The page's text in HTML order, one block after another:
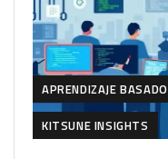
APRENDIZAJE
KITSUNE INSIGHTS